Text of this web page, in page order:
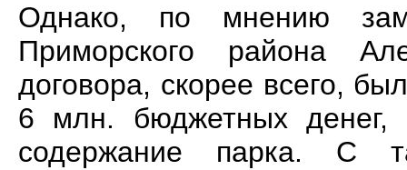
Однако, по мнению
Приморского района
договора, скорее всего,
6 млн. бюджетных
содержание парка. С